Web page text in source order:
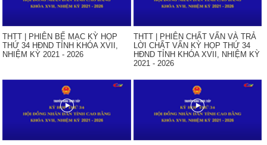
THTT | PHIÊN BẾ MẠC KỲ HỌP
THỨ 34 HĐND TỈNH KHÓA XVII,
NHIỆM KỲ 2021 - 2026
THTT | PHIÊN CHẤT VẤN VÀ TRẢ
LỜI CHẤT VẤN KỲ HỌP THỨ 34
HĐND TỈNH KHÓA XVII, NHIỆM KỲ
2021 - 2026